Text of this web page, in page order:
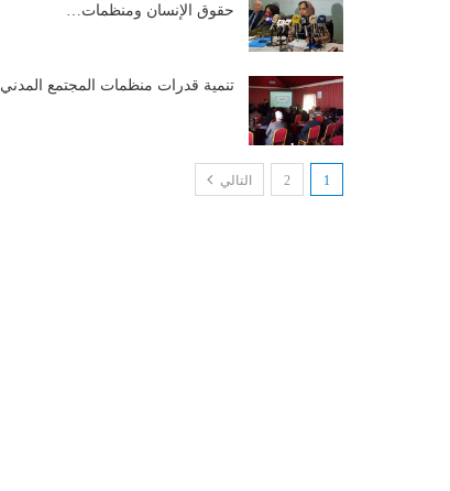
حقوق الإنسان ومنظمات…
تنمية قدرات منظمات المجتمع المدني
1
2 التالي